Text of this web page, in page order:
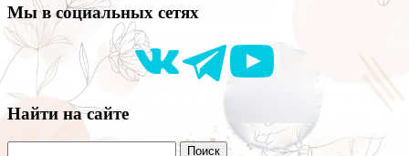
Мы в социальных сетях
Найти на сайте